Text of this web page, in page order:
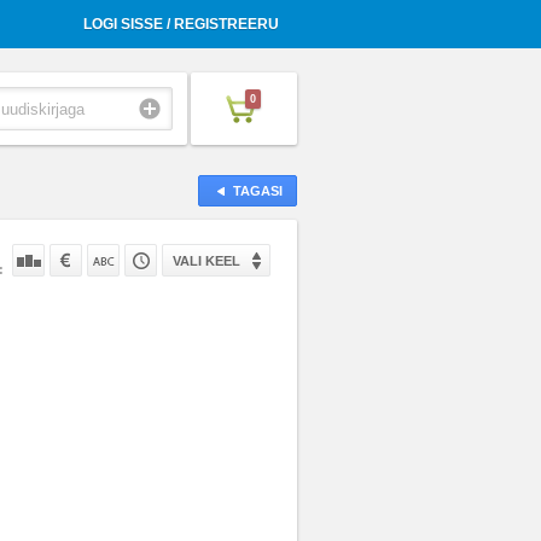
LOGI SISSE / REGISTREERU
0
TAGASI
VALI KEEL